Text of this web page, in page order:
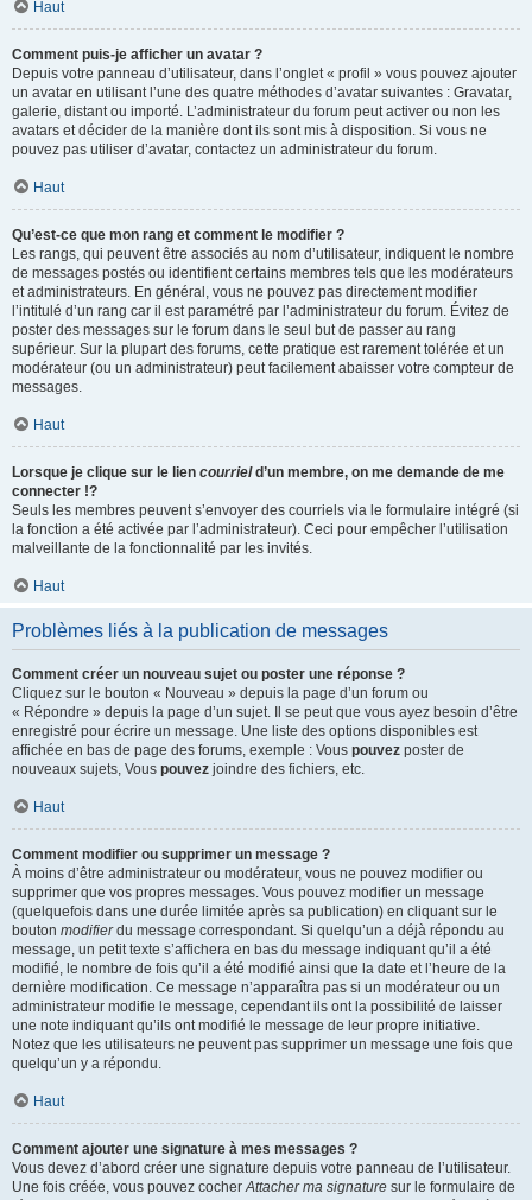
Haut
Comment puis-je afficher un avatar ?
Depuis votre panneau d’utilisateur, dans l’onglet « profil » vous pouvez ajouter
un avatar en utilisant l’une des quatre méthodes d’avatar suivantes : Gravatar,
galerie, distant ou importé. L’administrateur du forum peut activer ou non les
avatars et décider de la manière dont ils sont mis à disposition. Si vous ne
pouvez pas utiliser d’avatar, contactez un administrateur du forum.
Haut
Qu’est-ce que mon rang et comment le modifier ?
Les rangs, qui peuvent être associés au nom d’utilisateur, indiquent le nombre
de messages postés ou identifient certains membres tels que les modérateurs
et administrateurs. En général, vous ne pouvez pas directement modifier
l’intitulé d’un rang car il est paramétré par l’administrateur du forum. Évitez de
poster des messages sur le forum dans le seul but de passer au rang
supérieur. Sur la plupart des forums, cette pratique est rarement tolérée et un
modérateur (ou un administrateur) peut facilement abaisser votre compteur de
messages.
Haut
Lorsque je clique sur le lien courrield’un membre, on me demande de me
connecter !?
Seuls les membres peuvent s’envoyer des courriels via le formulaire intégré (si
la fonction a été activée par l’administrateur). Ceci pour empêcher l’utilisation
malveillante de la fonctionnalité par les invités.
Haut
Problèmes liés à la publication de messages
Comment créer un nouveau sujet ou poster une réponse ?
Cliquez sur le bouton « Nouveau » depuis la page d’un forum ou
« Répondre » depuis la page d’un sujet. Il se peut que vous ayez besoin d’être
enregistré pour écrire un message. Une liste des options disponibles est
affichée en bas de page des forums, exemple : Vous pouvez poster de
nouveaux sujets, Vous pouvez joindre des fichiers, etc.
Haut
Comment modifier ou supprimer un message ?
À moins d’être administrateur ou modérateur, vous ne pouvez modifier ou
supprimer que vos propres messages. Vous pouvez modifier un message
(quelquefois dans une durée limitée après sa publication) en cliquant sur le
bouton modifierdu message correspondant. Si quelqu’un a déjà répondu au
message, un petit texte s’affichera en bas du message indiquant qu’il a été
modifié, le nombre de fois qu’il a été modifié ainsi que la date et l’heure de la
dernière modification. Ce message n’apparaîtra pas si un modérateur ou un
administrateur modifie le message, cependant ils ont la possibilité de laisser
une note indiquant qu’ils ont modifié le message de leur propre initiative.
Notez que les utilisateurs ne peuvent pas supprimer un message une fois que
quelqu’un y a répondu.
Haut
Comment ajouter une signature à mes messages ?
Vous devez d’abord créer une signature depuis votre panneau de l’utilisateur.
Une fois créée, vous pouvez cocherAttacher ma signature sur le formulaire de